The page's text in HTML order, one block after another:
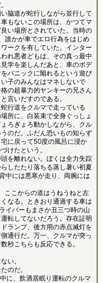
脇道が蛇行しながら並行して
もないこの場所は、かつてマ
い場所とされていた。当時の
誰かが車でエロ行為をはじめ
ークを有していた。インター
れ悪者どもは、その真っ最中
学を楽しんだあと、車のボデ
パニックに陥れるという遊び
子のみんなはマネしないで
の超暴力的ヤンキーの兄さん
言いだすのである。
行道をクルマで走っている
所に、白装束で全身ぐっしょ
ろぎょろ動かしながら、クル
のだ。ふだん恐いもの知らず
に戻って50度の風呂に浸か
けたという。
を離れない。ぼくは全力失踪
したたり落ちる蒸し暑い初夏
中には悪寒が走り、両腕には
こからの道はうねうねと左
なる。ときおり通過する車は
イバーもまさか丑三つ時の山
転してないだろう。存在証明
ランプ、後方用の赤点滅灯を
通行だ。万一、クルマが突っ
秒こちらも反応できる。
い。
のだ。
に、飲酒居眠り運転のクルマ